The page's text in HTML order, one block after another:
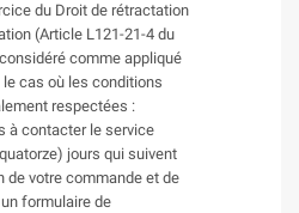
du Droit de rétractation
(Article L121-21-4 du
comme appliqué
cas où les conditions
respectées :
à contacter le service
jours qui suivent
de votre commande et de
formulaire de